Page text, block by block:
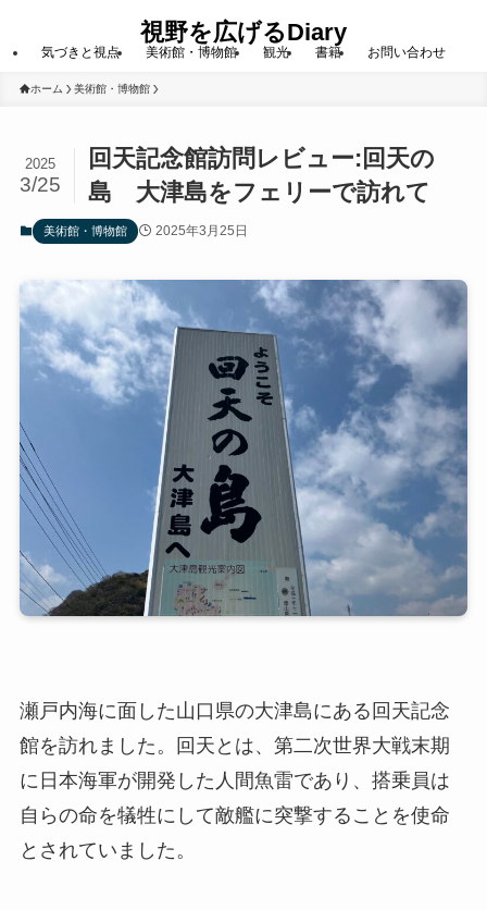
視野を広げるDiary
気づきと視点 美術館・博物館 観光 書籍 お問い合わせ
ホーム 美術館・博物館
回天記念館訪問レビュー:回天の
島 大津島をフェリーで訪れて
2025
3/25
美術館・博物館 2025年3月25日
瀬戸内海に面した山口県の大津島にある回天記念
館を訪れました。回天とは、第二次世界大戦末期
に日本海軍が開発した人間魚雷であり、搭乗員は
自らの命を犠牲にして敵艦に突撃することを使命
とされていました。